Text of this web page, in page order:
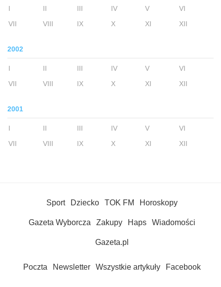
I II III IV V
VI
VII
VIII IX X XI XII
2002
I II III IV V
VI
VII
VIII IX X XI XII
2001
I II III IV V
VI
VII
VIII IX X XI XII
Sport Dziecko TOK FM Horoskopy
Gazeta Wyborcza Zakupy Haps Wiadomości
Gazeta.pl
Poczta Newsletter Wszystkie artykuły Facebook